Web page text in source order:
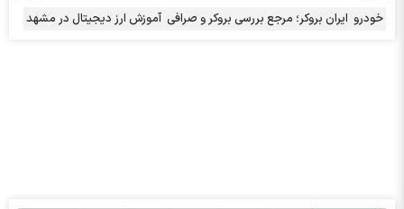
خودرو ایران بروکر؛ مرجع بررسی بروکر و صرافی آموزش ارز دیجیتال در مشهد